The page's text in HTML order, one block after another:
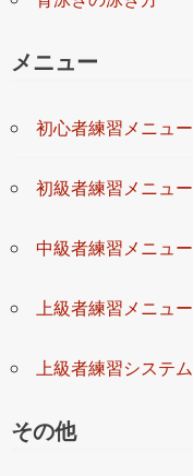
メニュー
初心者練習メニュー
初級者練習メニュー
中級者練習メニュー
上級者練習メニュー
上級者練習システム
その他